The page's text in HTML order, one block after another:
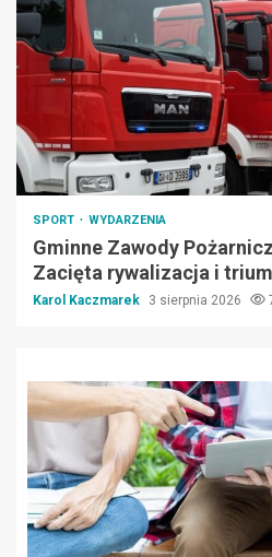
SPORT WYDARZENIA
Gminne Zawody
Zacięta rywalizacja i
Karol Kaczmarek 3 sierpnia 2026